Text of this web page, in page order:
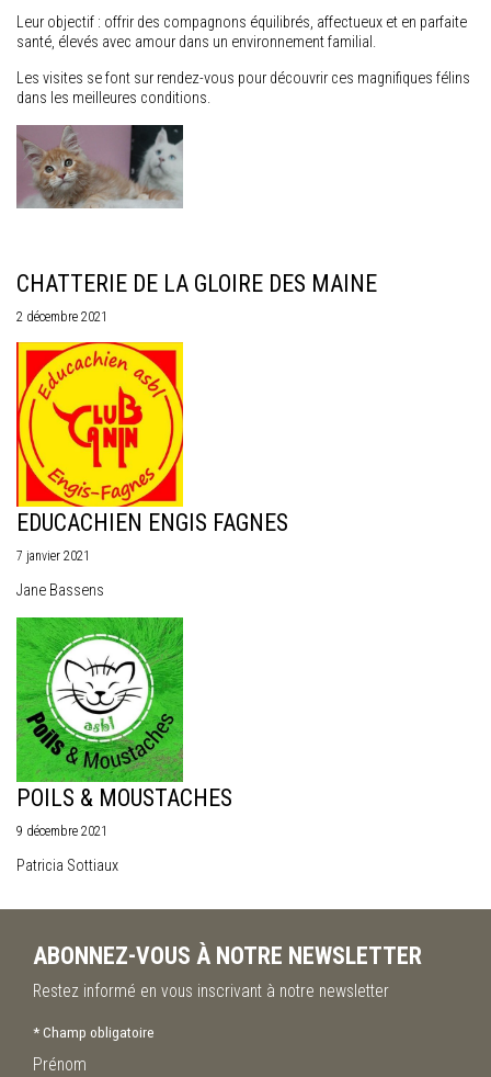
Leur objectif : offrir des compagnons équilibrés, affectueux et en parfaite
santé, élevés avec amour dans un environnement familial.
Les visites se font sur rendez-vous pour découvrir ces magnifiques félins
dans les meilleures conditions.
CHATTERIE DE LA GLOIRE DES MAINE
2 décembre 2021
EDUCACHIEN ENGIS FAGNES
7 janvier 2021
Jane Bassens
POILS & MOUSTACHES
9 décembre 2021
Patricia Sottiaux
ABONNEZ-VOUS À NOTRE NEWSLETTER
Restez informé en vous inscrivant à notre newsletter
*Champ obligatoire
Prénom